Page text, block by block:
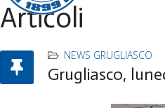
Articoli
NEWS GRUGLIASCO
Grugliasco,